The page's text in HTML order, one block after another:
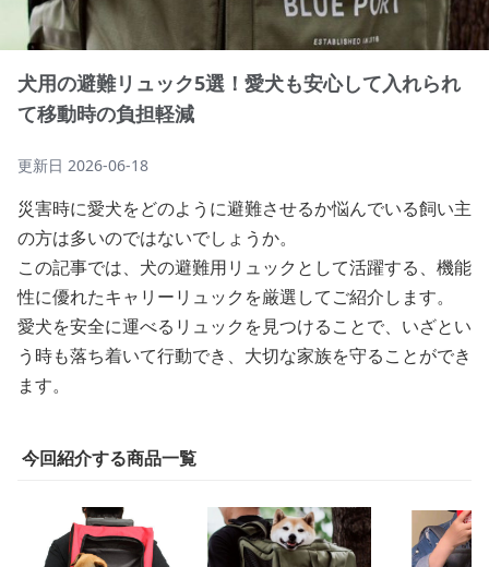
犬用の避難リュック5選！愛犬も安心して入れられ
て移動時の負担軽減
更新日 2026-06-18
災害時に愛犬をどのように避難させるか悩んでいる飼い主
の方は多いのではないでしょうか。
この記事では、犬の避難用リュックとして活躍する、機能
性に優れたキャリーリュックを厳選してご紹介します。
愛犬を安全に運べるリュックを見つけることで、いざとい
う時も落ち着いて行動でき、大切な家族を守ることができ
ます。
今回紹介する商品一覧